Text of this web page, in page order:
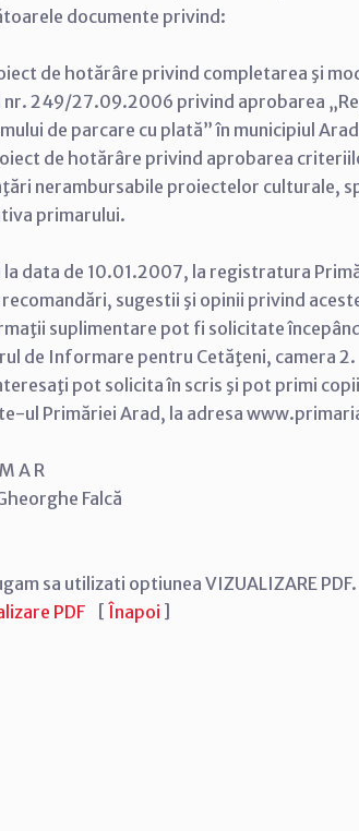
documente privind:
de hotărâre privind completarea şi
nr. 249/27.09.2006 privind aprobarea
de parcare cu plată” în municipiul
de hotărâre privind aprobarea
nerambursabile proiectelor culturale,
primarului.
la data de 10.01.2007, la registratura
recomandări, sugestii şi opinii privind
suplimentare pot fi solicitate
de Informare pentru Cetăţeni, camera 2.
pot solicita în scris şi pot primi
ul Primăriei Arad, la adresa
A R
Falcă
sa utilizati optiunea VIZUALIZARE PDF.
PDF [ Înapoi ]